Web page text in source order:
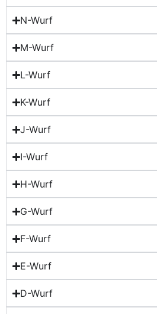
N-Wurf
M-Wurf
L-Wurf
K-Wurf
J-Wurf
I-Wurf
H-Wurf
G-Wurf
F-Wurf
E-Wurf
D-Wurf